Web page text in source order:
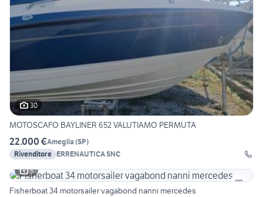
30
MOTOSCAFO BAYLINER 652 VALUTIAMO PERMUTA
22.000 €Ameglia (SP)
Rivenditore ERRENAUTICA SNC
5
Fisherboat 34 motorsailer vagabond nanni mercedes